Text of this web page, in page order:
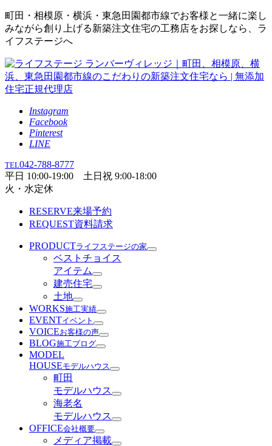
町田・相模原・横浜・東急田園都市線でお客様と一緒に楽し
みながら創り上げる新築注文住宅の工務店をお探しなら、ラ
イフステージへ
Instagram
Facebook
Pinterest
LINE
TEL042-788-8777
平日 10:00-19:00 土日祝 9:00-18:00
火・水定休
RESERVE来場予約
REQUEST資料請求
PRODUCTライフステージの家
ベストチョイス
アイテム
建売住宅
土地
WORKS施工実績
EVENTイベント
VOICEお客様の声
BLOG施工ブログ
MODEL
HOUSEモデルハウス
町田
モデルハウス
海老名
モデルハウス
OFFICE会社概要
メディア掲載